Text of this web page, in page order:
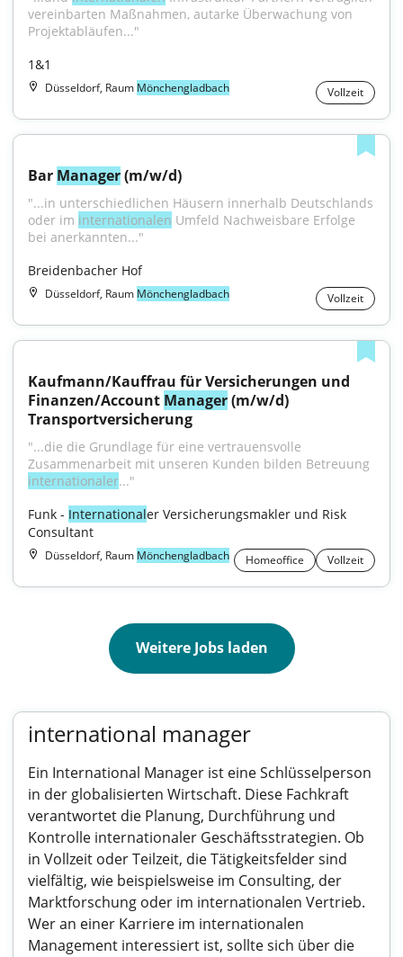
vereinbarten Maßnahmen, autarke Überwachung von
Projektabläufen..."
1&1
Düsseldorf, Raum Mönchengladbach Vollzeit
Bar Manager (m/w/d)
"...in unterschiedlichen Häusern innerhalb Deutschlands
oder im internationalen Umfeld Nachweisbare Erfolge
bei anerkannten..."
Breidenbacher Hof
Düsseldorf, Raum Mönchengladbach Vollzeit
Kaufmann/Kauffrau für Versicherungen und
Finanzen/Account Manager (m/w/d)
Transportversicherung
"...die die Grundlage für eine vertrauensvolle
internationaler..."
Funk - Internationaler Versicherungsmakler und Risk
Consultant
Düsseldorf, Raum Mönchengladbach Homeoffice Vollzeit
Weitere Jobs laden
international manager
Ein International Manager ist eine Schlüsselperson
in der globalisierten Wirtschaft. Diese Fachkraft
verantwortet die Planung, Durchführung und
Kontrolle internationaler Geschäftsstrategien. Ob
in Vollzeit oder Teilzeit, die Tätigkeitsfelder sind
vielfältig, wie beispielsweise im Consulting, der
Marktforschung oder im internationalen Vertrieb.
Wer an einer Karriere im internationalen
Management interessiert ist, sollte sich über die